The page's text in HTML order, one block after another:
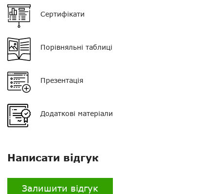
Роз'єм
Сертифікати
Порівняльні таблиці
Презентація
Додаткові матеріали
Написати відгук
Залишити відгук